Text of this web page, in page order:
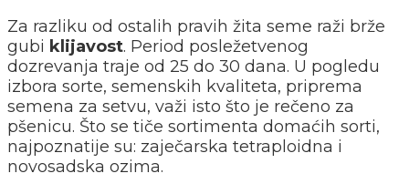
Za razliku od ostalih pravih žita seme raži brže
gubi klijavost. Period posležetvenog
dozrevanja traje od 25 do 30 dana. U pogledu
izbora sorte, semenskih kvaliteta, priprema
semena za setvu, važi isto što je rečeno za
pšenicu. Što se tiče sortimenta domaćih sorti,
najpoznatije su: zaječarska tetraploidna i
novosadska ozima.